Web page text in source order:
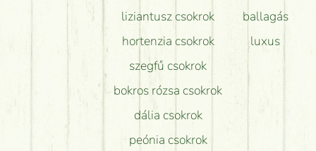
liziantusz csokrok
hortenzia csokrok
szegfű csokrok
bokros rózsa csokrok
dália csokrok
peónia csokrok
ballagás
luxus